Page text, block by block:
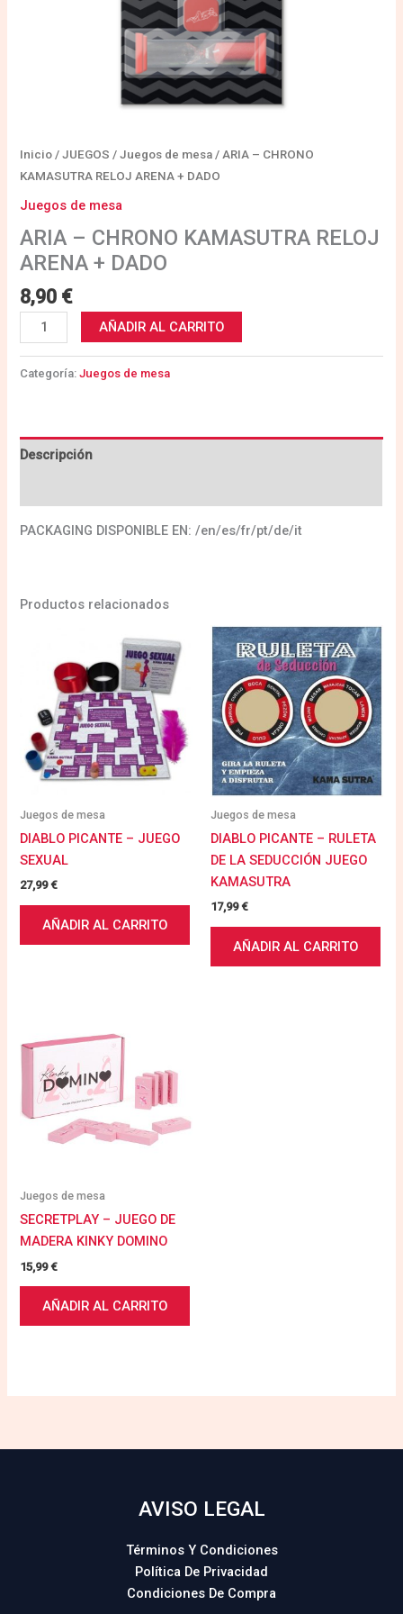
Inicio /JUEGOS /Juegos de mesa / ARIA – CHRONO
KAMASUTRA RELOJ ARENA + DADO
Juegos de mesa
ARIA – CHRONO KAMASUTRA RELOJ
ARENA + DADO
8,90 €
AÑADIR AL CARRITO
Categoría:Juegos de mesa
Descripción
PACKAGING DISPONIBLE EN: /en/es/fr/pt/de/it
Productos relacionados
Juegos de mesa
DIABLO PICANTE – JUEGO
SEXUAL
27,99€
AÑADIR AL CARRITO
Juegos de mesa
DIABLO PICANTE – RULETA
DE LA SEDUCCIÓN JUEGO
KAMASUTRA
17,99€
AÑADIR AL CARRITO
Juegos de mesa
SECRETPLAY – JUEGO DE
MADERA KINKY DOMINO
15,99€
AÑADIR AL CARRITO
AVISO LEGAL
Términos Y Condiciones
Política De Privacidad
Condiciones De Compra